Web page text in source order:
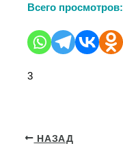
Всего просмотров:
3
НАЗАД